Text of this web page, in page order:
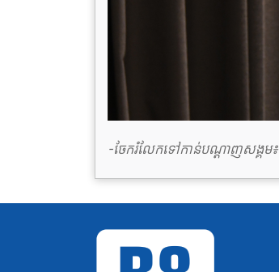
-ចែករំលែកទៅកាន់បណ្តាញសង្គម៖